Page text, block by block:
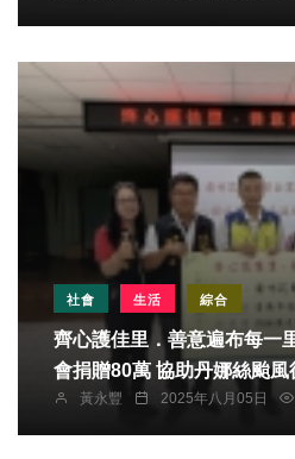
社會 生活 綜合
齊心護佳里．善意遍布每一
會捐贈80萬 協助丹娜絲颱風
黃永豐 2025年八月05日